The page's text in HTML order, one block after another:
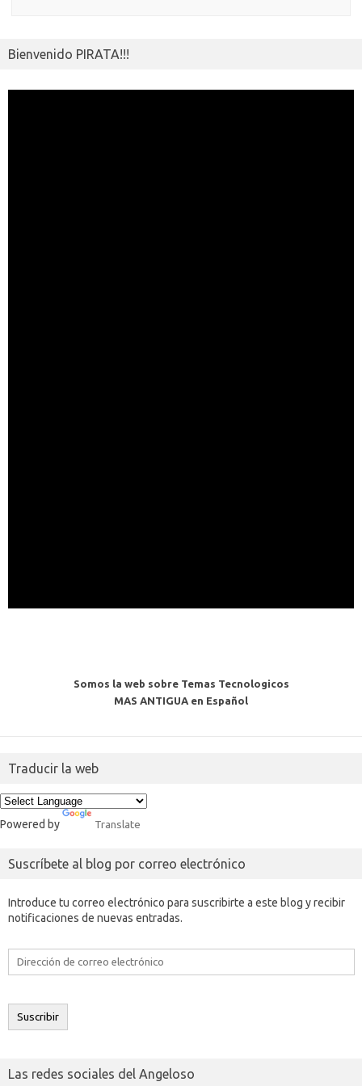
Bienvenido PIRATA!!!
Somos la web sobre Temas Tecnologicos
MAS ANTIGUA en Español
Traducir la web
Powered by Translate
Suscríbete al blog por correo electrónico
Introduce tu correo electrónico para suscribirte a este blog y recibir
notificaciones de nuevas entradas.
Dirección
electrónico
Suscribir
Las redes sociales del Angeloso